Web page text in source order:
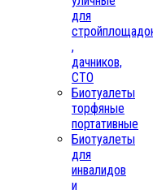
для
,
дачников,
СТО
Биотуалеты
торфяные
портативные
Биотуалеты
для
инвалидов
и